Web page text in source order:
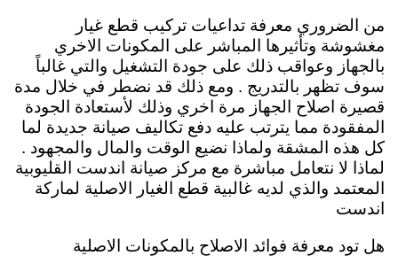
من الضروري معرفة تداعيات تركيب قطع غيار
مغشوشة وتأثيرها المباشر على المكونات الاخري
بالجهاز وعواقب ذلك على جودة التشغيل والتي غالباً
سوف تظهر بالتدريج . ومع ذلك قد نضطر في خلال مدة
قصيرة اصلاح الجهاز مرة اخري وذلك لأستعادة الجودة
المفقودة مما يترتب عليه دفع تكاليف صيانة جديدة لما
كل هذه المشقة ولماذا نضيع الوقت والمال والمجهود .
لماذا لا نتعامل مباشرة مع مركز صيانة اندست القليوبية
المعتمد والذي لديه غالبية قطع الغيار الاصلية لماركة
اندست
هل تود معرفة فوائد الاصلاح بالمكونات الاصلية